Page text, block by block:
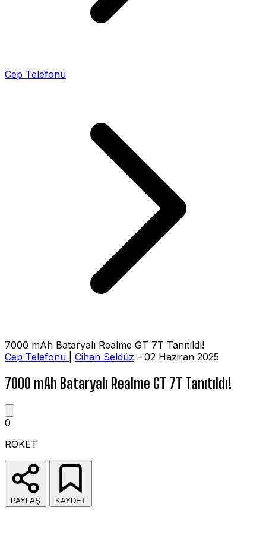
Cep Telefonu
7000 mAh Bataryalı Realme GT 7T Tanıtıldı!
Cep Telefonu
Cihan Seldüz - 02 Haziran 2025
7000 mAh Bataryalı Realme GT 7T Tanıtıldı!
0
ROKET
PAYLAŞ KAYDET